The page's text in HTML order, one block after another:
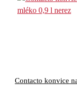
Contacto konvice